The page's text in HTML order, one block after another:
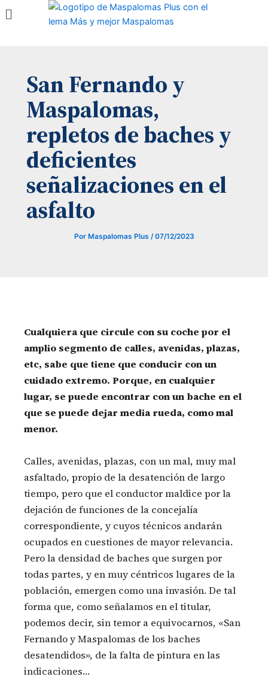
Menú
San Fernando y
Maspalomas,
repletos de baches y
deficientes
señalizaciones en el
asfalto
Por Maspalomas Plus /07/12/2023
Cualquiera que circule con su coche por el
amplio segmento de calles, avenidas, plazas,
etc, sabe que tiene que conducir con un
cuidado extremo. Porque, en cualquier
lugar, se puede encontrar con un bache en el
que se puede dejar media rueda, como mal
menor.
Calles, avenidas, plazas, con un mal, muy mal
asfaltado, propio de la desatención de largo
tiempo, pero que el conductor maldice por la
dejación de funciones de la concejalía
correspondiente, y cuyos técnicos andarán
ocupados en cuestiones de mayor relevancia.
Pero la densidad de baches que surgen por
todas partes, y en muy céntricos lugares de la
población, emergen como una invasión. De tal
forma que, como señalamos en el titular,
podemos decir, sin temor a equivocarnos, «San
Fernando y Maspalomas de los baches
desatendidos», de la falta de pintura en las
indicaciones…